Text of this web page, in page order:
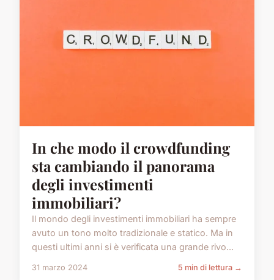
In che modo il crowdfunding
sta cambiando il panorama
degli investimenti
immobiliari?
Il mondo degli investimenti immobiliari ha sempre
avuto un tono molto tradizionale e statico. Ma in
questi ultimi anni si è verificata una grande rivo...
31 marzo 2024 5 min di lettura →